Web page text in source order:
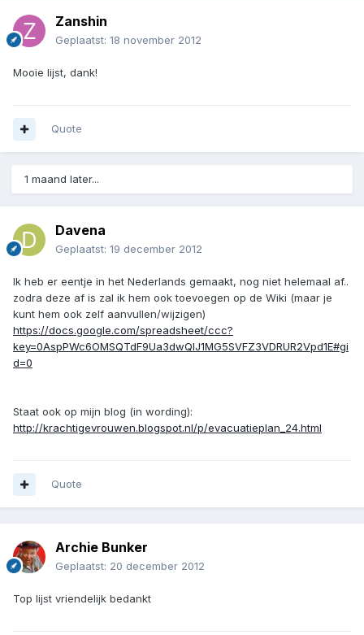
Zanshin
Geplaatst: 18 november 2012
Mooie lijst, dank!
Quote
1 maand later...
Davena
Geplaatst: 19 december 2012
Ik heb er eentje in het Nederlands gemaakt, nog niet helemaal af..
zodra deze af is zal ik hem ook toevoegen op de Wiki (maar je
kunt hem ook zelf aanvullen/wijzigen)
https://docs.google.com/spreadsheet/ccc?
key=0AspPWc6OMSQTdF9Ua3dwQlJ1MG5SVFZ3VDRUR2Vpd1E#gi
d=0
Staat ook op mijn blog (in wording):
http://krachtigevrouwen.blogspot.nl/p/evacuatieplan_24.html
Quote
Archie Bunker
Geplaatst: 20 december 2012
Top lijst vriendelijk bedankt